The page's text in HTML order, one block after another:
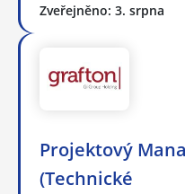
Zveřejněno: 3. srpna
Projektový
(Technické